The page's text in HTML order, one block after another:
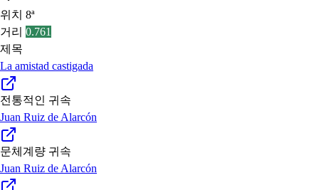
위치 8ª
거리 0.761
제목
La amistad castigada
전통적인 귀속
Juan Ruiz de Alarcón
문체계량 귀속
Juan Ruiz de Alarcón